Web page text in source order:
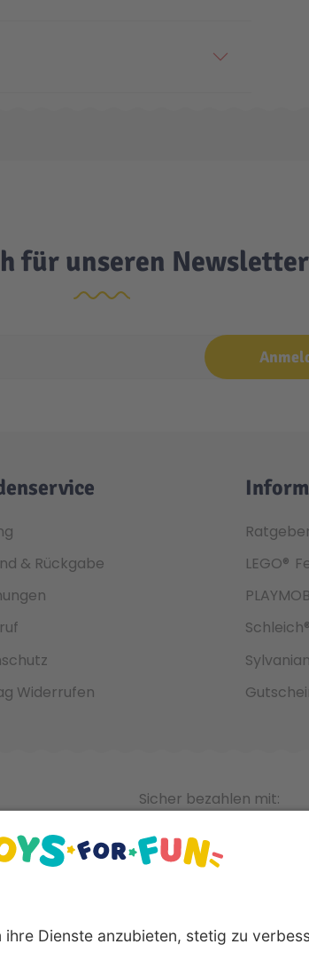
für unseren
& Rückgabe
Widerrufen
LEGO®
Schleich®
Sicher bezahlen mit: